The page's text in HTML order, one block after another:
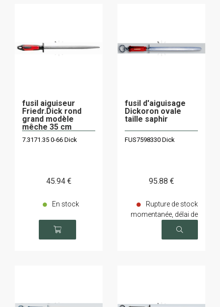
fusil aiguiseur
Friedr.Dick rond
grand modèle
mêche 35 cm
7.3171.35 0-66 Dick
45.94 €
En stock
fusil d'aiguisage
Dickoron ovale
taille saphir
FUS7598330 Dick
95.88 €
Rupture de stock
momentanée, délai de
livraison sur demande